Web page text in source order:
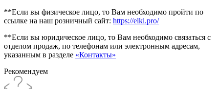
**Если вы физическое лицо, то Вам необходимо пройти по
ссылке на наш розничный сайт: https://elki.pro/
**Если вы юридическое лицо, то Вам необходимо связаться с
отделом продаж, по телефонам или электронным адресам,
указанным в разделе «Контакты»
Рекомендуем